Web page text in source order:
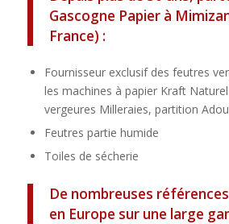
Gascogne Papier à
France) :
Fournisseur exclusif des feutres
les machines à papier Kraft
vergeures Milleraies, partition
Feutres partie humide
Toiles de sécherie
De nombreuses
en Europe sur une large